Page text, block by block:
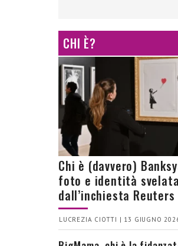
CHI È?
Chi è (davvero)
foto e identità svelata
dall’inchiesta Reuters
LUCREZIA CIOTTI | 13 GIUGNO